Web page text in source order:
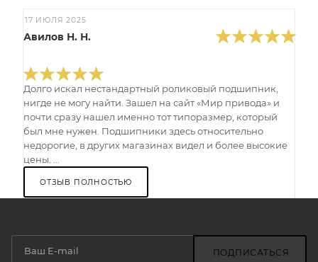
17 ИЮЛЯ 2025
Авилов Н. Н.
Долго искал нестандартный роликовый подшипник,
нигде не могу найти. Зашел на сайт «Мир привода» и
почти сразу нашел именно тот типоразмер, который
был мне нужен. Подшипники здесь относительно
недорогие, в других магазинах видел и более высокие
цены. ...
ОТЗЫВ ПОЛНОСТЬЮ
ПОДПИСАТЬСЯ